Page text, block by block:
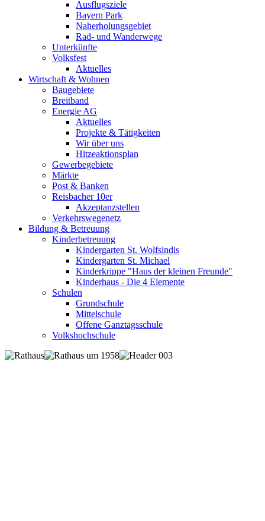
Ausflugsziele
Bayern Park
Naherholungsgebiet
Rad- und Wanderwege
Unterkünfte
Volksfest
Aktuelles
Wirtschaft & Wohnen
Baugebiete
Breitband
Energie AG
Aktuelles
Projekte & Tätigkeiten
Wir über uns
Hitzeaktionsplan
Gewerbegebiete
Märkte
Post & Banken
Reisbacher 10er
Akzeptanzstellen
Verkehrswegenetz
Bildung & Betreuung
Kinderbetreuung
Kindergarten St. Wolfsindis
Kindergarten St. Michael
Kinderkrippe "Haus der kleinen Freunde"
Kinderhaus - Die 4 Elemente
Schulen
Grundschule
Mittelschule
Offene Ganztagsschule
Volkshochschule